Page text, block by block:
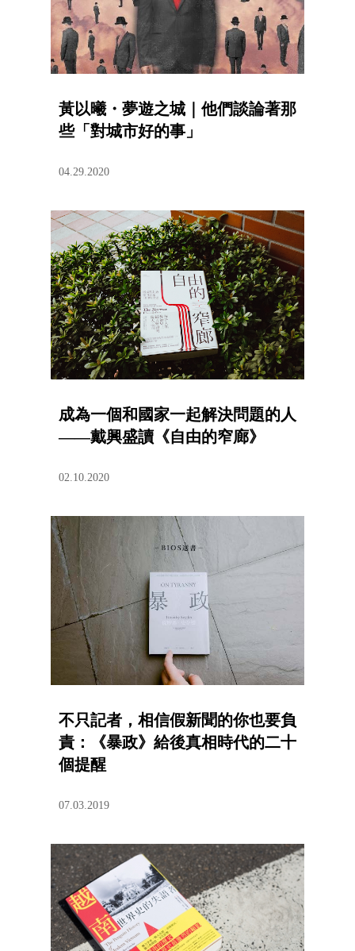
黃以曦・夢遊之城｜他們談論著那
些「對城市好的事」
04.29.2020
成為一個和國家一起解決問題的人
——戴興盛讀《自由的窄廊》
02.10.2020
不只記者，相信假新聞的你也要負
責：《暴政》給後真相時代的二十
個提醒
07.03.2019